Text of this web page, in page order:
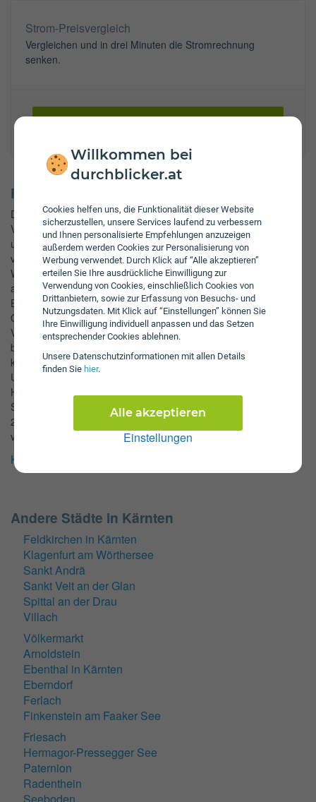
Willkommen bei
durchblicker.at
Cookies helfen uns, die Funktionalität dieser Website
sicherzustellen, unsere Services laufend zu verbessern
und Ihnen personalisierte Empfehlungen anzuzeigen
außerdem werden Cookies zur Personalisierung von
Werbung verwendet. Durch Klick auf “Alle akzeptieren”
erteilen Sie Ihre ausdrückliche Einwilligung zur
Verwendung von Cookies, einschließlich Cookies von
Drittanbietern, sowie zur Erfassung von Besuchs- und
Nutzungsdaten. Mit Klick auf “Einstellungen” können Sie
Ihre Einwilligung individuell anpassen und das Setzen
entsprechender Cookies ablehnen.
Unsere Daten­schutz­informationen mit allen Details
finden Sie hier.
Einstellungen
Alle akzeptieren
Strom-Preisvergleich
Vergleichen und in drei Minuten die Stromrechnung
senken.
Fakten zu Velden am Wörther See
Die Stadt hat 0,7 km2 Baufläche und 45,7 km2 Grünfläche.
Velden am Wörther See ist eine Stadt mit 8,8 Tsd. Einwohnern
und befindet sich im Land Kärnten. Die Schulden pro Einwohner
von Velden am Wörther See betragen 555 Euro. Velden am
Wörther See liegt bei der öffentlichen Verschuldung im 1. Quartil
aller Städte in Österreich (Schulden pro Kopf). 20,4% der
Bevölkerung sind älter als 65 Jahre. Die Stadt Velden hat eine
Gesamtfläche von 53,0 km2. Etwa 19,0% der Einwohner von
Velden sind unter 20 Jahre alt. Auch kulturelle Aspekte kommen
bei einem Besuch von Velden am Wörther See nicht zu kurz. So
kann man folgende Sehenswürdigkeiten besichtigen: Pfarrkirche
Unsere Liebe Frau, Kaiserbrunnen, Schloss Velden, Pfarrkirche
Hl. Johannes der Täufer und Schloss & Tierpark Rosegg. Der
Schuldenstand von Velden beträgt 4,9 Mio. Euro (Daten aus
2009). Die Bevölkerungszahl weist einen Anstieg mit einer Rate
von 0,2% auf.
KFZ-Zulassungsstellen für Velden am Wörther See
Andere Städte in Kärnten
Feldkirchen in Kärnten
Klagenfurt am Wörthersee
Sankt Andrä
Sankt Veit an der Glan
Spittal an der Drau
Villach
Völkermarkt
Arnoldstein
Ebenthal in Kärnten
Eberndorf
Ferlach
Finkenstein am Faaker See
Friesach
Hermagor-Pressegger See
Paternion
Radenthein
Seeboden